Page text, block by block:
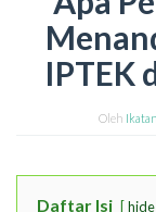
IPTEK
Oleh
Daftar Isi hide